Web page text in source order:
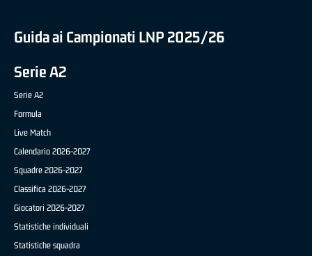
Guida ai Campionati LNP 2025/26
Serie A2
Serie A2
Formula
Live Match
Calendario 2026-2027
Squadre 2026-2027
Classifica 2026-2027
Giocatori 2026-2027
Statistiche individuali
Statistiche squadra